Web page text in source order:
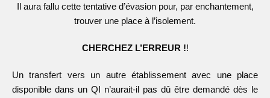
Il aura fallu cette tentative d’évasion pour, par enchantement,
trouver une place à l’isolement.
CHERCHEZ L’ERREUR !!
Un transfert vers un autre établissement avec une place
disponible dans un QI n’aurait-il pas dû être demandé dès le